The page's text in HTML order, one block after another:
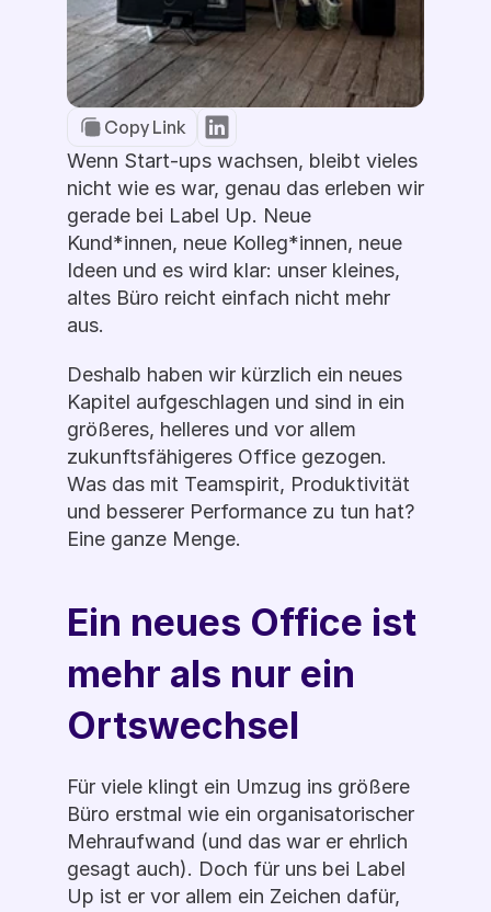
Copy Link
Wenn Start-ups wachsen, bleibt vieles
nicht wie es war, genau das erleben wir
gerade bei Label Up. Neue
Kund*innen, neue Kolleg*innen, neue
Ideen und es wird klar: unser kleines,
altes Büro reicht einfach nicht mehr
aus.
Deshalb haben wir kürzlich ein neues
Kapitel aufgeschlagen und sind in ein
größeres, helleres und vor allem
zukunftsfähigeres Office gezogen.
Was das mit Teamspirit, Produktivität
und besserer Performance zu tun hat?
Eine ganze Menge.
Ein neues Office ist
mehr als nur ein
Ortswechsel
Für viele klingt ein Umzug ins größere
Büro erstmal wie ein organisatorischer
Mehraufwand (und das war er ehrlich
gesagt auch). Doch für uns bei Label
Up ist er vor allem ein Zeichen dafür,